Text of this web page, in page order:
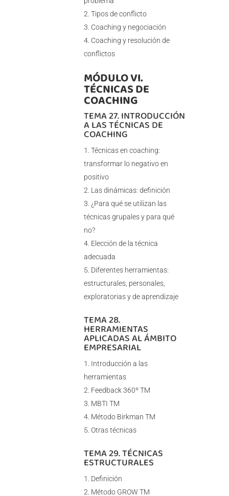
Tipos de conflicto
Coaching y negociación
Coaching y resolución de
conflictos
MÓDULO VI.
TÉCNICAS DE
COACHING
TEMA 27. INTRODUCCIÓN
A LAS TÉCNICAS DE
COACHING
Técnicas en coaching:
transformar lo negativo en
positivo
Las dinámicas: definición
¿Para qué se utilizan las
técnicas grupales y para qué
no?
Elección de la técnica
adecuada
Diferentes herramientas:
estructurales, personales,
exploratorias y de aprendizaje
TEMA 28.
HERRAMIENTAS
APLICADAS AL ÁMBITO
EMPRESARIAL
Introducción a las
herramientas
Feedback 360º TM
MBTI TM
Método Birkman TM
Otras técnicas
TEMA 29. TÉCNICAS
ESTRUCTURALES
Definición
Método GROW TM